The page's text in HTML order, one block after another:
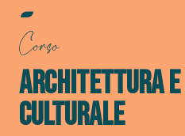
Corso
ARCHITETTURA
CULTURALE